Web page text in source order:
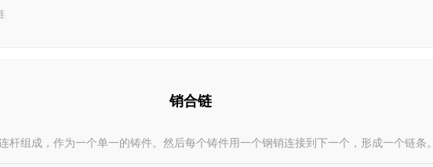
销合链
杆组成，作为一个单一的铸件。然后每个铸件用一个钢销连接到下一个，形成一个链条。